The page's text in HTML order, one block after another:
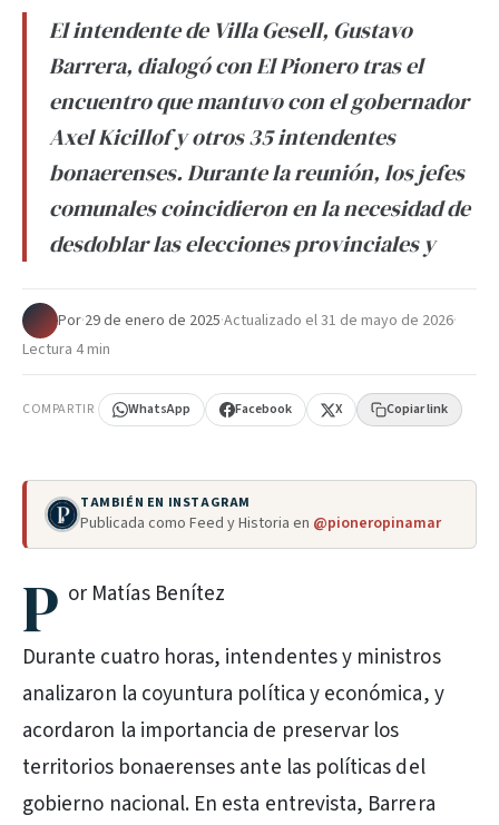
El intendente de Villa Gesell, Gustavo
Barrera, dialogó con El Pionero tras el
encuentro que mantuvo con el gobernador
Axel Kicillof y otros 35 intendentes
bonaerenses. Durante la reunión, los jefes
comunales coincidieron en la necesidad de
desdoblar las elecciones provinciales y
Por·29 de enero de 2025·Actualizado el31 de mayo de 2026·
Lectura 4 min
COMPARTIR WhatsApp Facebook X Copiar link
TAMBIÉN EN INSTAGRAM
Publicada como Feed y Historia en @pioneropinamar
P or Matías Benítez
Durante cuatro horas, intendentes y ministros
analizaron la coyuntura política y económica, y
acordaron la importancia de preservar los
territorios bonaerenses ante las políticas del
gobierno nacional. En esta entrevista, Barrera